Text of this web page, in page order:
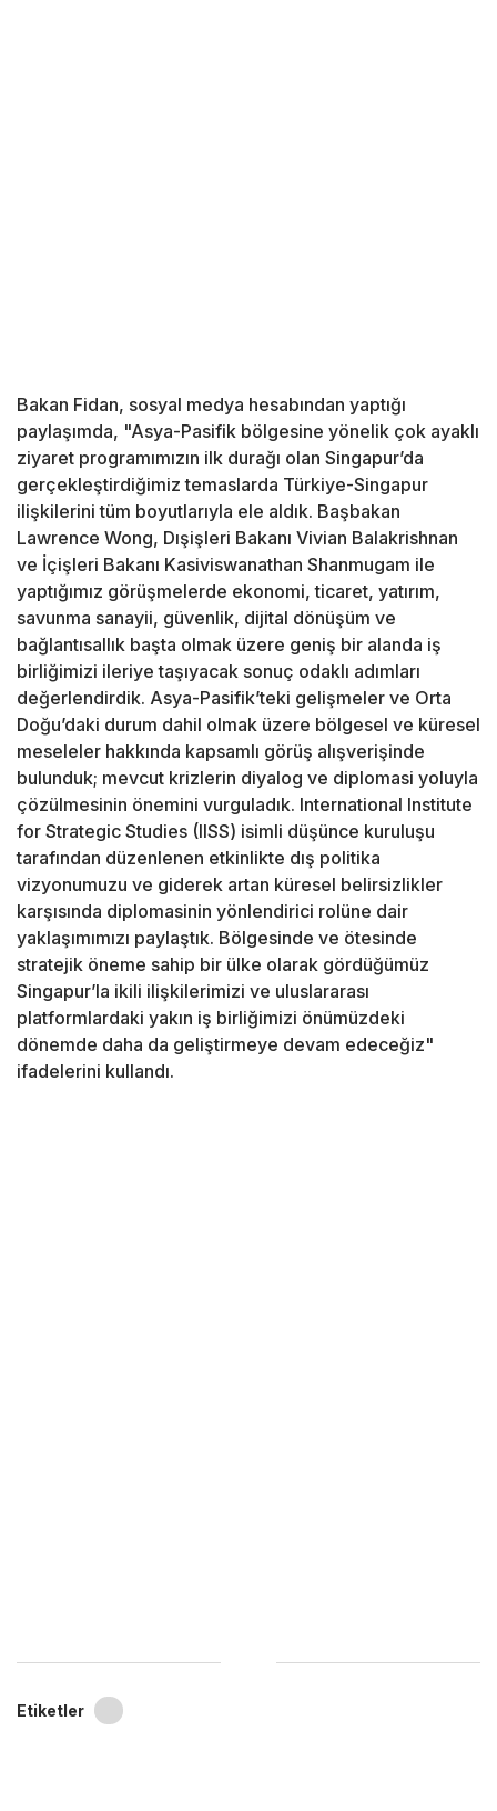
Bakan Fidan, sosyal medya hesabından yaptığı
paylaşımda, "Asya-Pasifik bölgesine yönelik çok ayaklı
ziyaret programımızın ilk durağı olan Singapur’da
gerçekleştirdiğimiz temaslarda Türkiye-Singapur
ilişkilerini tüm boyutlarıyla ele aldık. Başbakan
Lawrence Wong, Dışişleri Bakanı Vivian Balakrishnan
ve İçişleri Bakanı Kasiviswanathan Shanmugam ile
yaptığımız görüşmelerde ekonomi, ticaret, yatırım,
savunma sanayii, güvenlik, dijital dönüşüm ve
bağlantısallık başta olmak üzere geniş bir alanda iş
birliğimizi ileriye taşıyacak sonuç odaklı adımları
değerlendirdik. Asya-Pasifik’teki gelişmeler ve Orta
Doğu’daki durum dahil olmak üzere bölgesel ve küresel
meseleler hakkında kapsamlı görüş alışverişinde
bulunduk; mevcut krizlerin diyalog ve diplomasi yoluyla
çözülmesinin önemini vurguladık. International Institute
for Strategic Studies (IISS) isimli düşünce kuruluşu
tarafından düzenlenen etkinlikte dış politika
vizyonumuzu ve giderek artan küresel belirsizlikler
karşısında diplomasinin yönlendirici rolüne dair
yaklaşımımızı paylaştık. Bölgesinde ve ötesinde
stratejik öneme sahip bir ülke olarak gördüğümüz
Singapur’la ikili ilişkilerimizi ve uluslararası
platformlardaki yakın iş birliğimizi önümüzdeki
dönemde daha da geliştirmeye devam edeceğiz"
ifadelerini kullandı.
Etiketler